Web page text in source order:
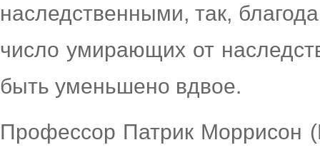
наследственными, так,
число умирающих от
быть уменьшено вдвое.
Профессор Патрик Моррисон